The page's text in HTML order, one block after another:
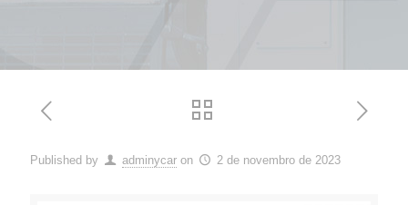
Published by adminycar on 2 de novembro de 2023